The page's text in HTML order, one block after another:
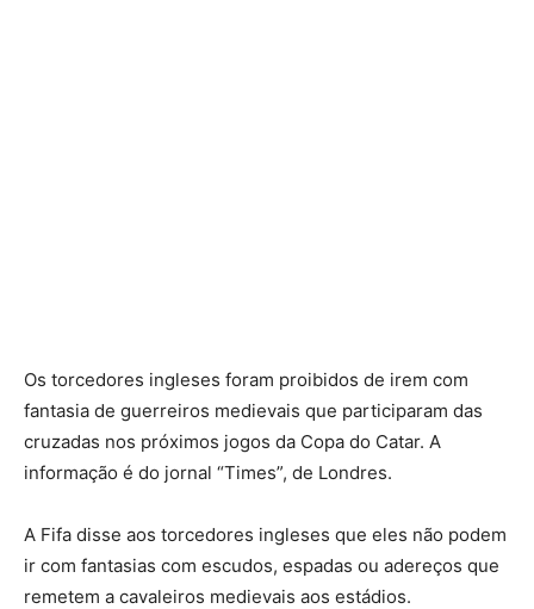
Os torcedores ingleses foram proibidos de irem com
fantasia de guerreiros medievais que participaram das
cruzadas nos próximos jogos da Copa do Catar. A
informação é do jornal “Times”, de Londres.
A Fifa disse aos torcedores ingleses que eles não podem
ir com fantasias com escudos, espadas ou adereços que
remetem a cavaleiros medievais aos estádios.